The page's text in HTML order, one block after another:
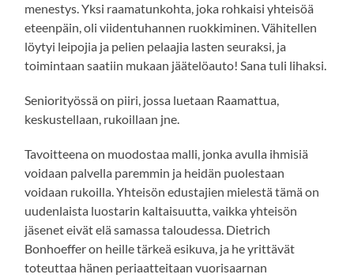
menestys. Yksi raamatunkohta, joka rohkaisi yhteisöä
eteenpäin, oli viidentuhannen ruokkiminen. Vähitellen
löytyi leipojia ja pelien pelaajia lasten seuraksi, ja
toimintaan saatiin mukaan jäätelöauto! Sana tuli lihaksi.
Seniorityössä on piiri, jossa luetaan Raamattua,
keskustellaan, rukoillaan jne.
Tavoitteena on muodostaa malli, jonka avulla ihmisiä
voidaan palvella paremmin ja heidän puolestaan
voidaan rukoilla. Yhteisön edustajien mielestä tämä on
uudenlaista luostarin kaltaisuutta, vaikka yhteisön
jäsenet eivät elä samassa taloudessa. Dietrich
Bonhoeffer on heille tärkeä esikuva, ja he yrittävät
toteuttaa hänen periaatteitaan vuorisaarnan